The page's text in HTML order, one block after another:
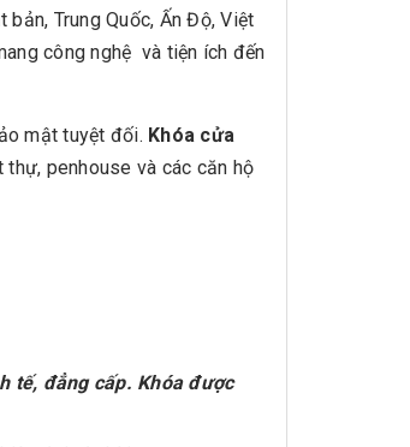
Trung Quốc, Ấn Độ, Việt
công nghệ và tiện ích đến
mật tuyệt đối. Khóa cửa
penhouse và các căn hộ
tế, đẳng cấp. Khóa được